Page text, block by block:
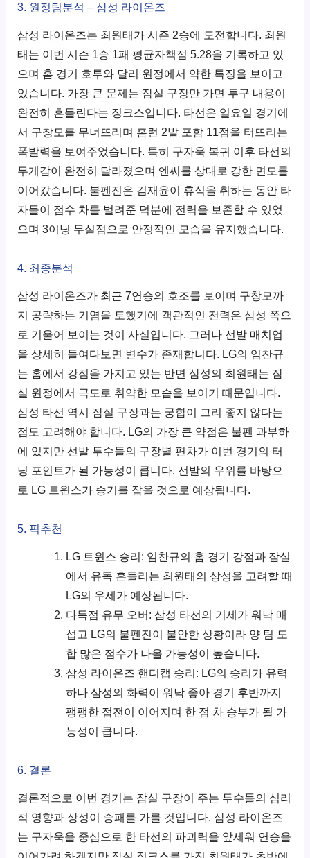
3. 원정팀분석 – 삼성 라이온즈
삼성 라이온즈는 최원태가 시즌 2승에 도전합니다. 최원
태는 이번 시즌 1승 1패 평균자책점 5.28을 기록하고 있
으며 홈 경기 호투와 달리 원정에서 약한 특징을 보이고
있습니다. 가장 큰 문제는 잠실 구장만 가면 투구 내용이
완전히 흔들린다는 징크스입니다. 타선은 일요일 경기에
서 구창모를 무너뜨리며 홈런 2발 포함 11점을 터뜨리는
폭발력을 보여주었습니다. 특히 구자욱 복귀 이후 타선의
무게감이 완전히 달라졌으며 엔씨를 상대로 강한 면모를
이어갔습니다. 불펜진은 김재윤이 휴식을 취하는 동안 타
자들이 점수 차를 벌려준 덕분에 전력을 보존할 수 있었
으며 3이닝 무실점으로 안정적인 모습을 유지했습니다.
4. 최종분석
삼성 라이온즈가 최근 7연승의 호조를 보이며 구창모까
지 공략하는 기염을 토했기에 객관적인 전력은 삼성 쪽으
로 기울어 보이는 것이 사실입니다. 그러나 선발 매치업
을 상세히 들여다보면 변수가 존재합니다. LG의 임찬규
는 홈에서 강점을 가지고 있는 반면 삼성의 최원태는 잠
실 원정에서 극도로 취약한 모습을 보이기 때문입니다.
삼성 타선 역시 잠실 구장과는 궁합이 그리 좋지 않다는
점도 고려해야 합니다. LG의 가장 큰 약점은 불펜 과부하
에 있지만 선발 투수들의 구장별 편차가 이번 경기의 터
닝 포인트가 될 가능성이 큽니다. 선발의 우위를 바탕으
로 LG 트윈스가 승기를 잡을 것으로 예상됩니다.
5. 픽추천
LG 트윈스 승리: 임찬규의 홈 경기 강점과 잠실
에서 유독 흔들리는 최원태의 상성을 고려할 때
LG의 우세가 예상됩니다.
다득점 유무 오버: 삼성 타선의 기세가 워낙 매
섭고 LG의 불펜진이 불안한 상황이라 양 팀 도
합 많은 점수가 나올 가능성이 높습니다.
삼성 라이온즈 핸디캡 승리: LG의 승리가 유력
하나 삼성의 화력이 워낙 좋아 경기 후반까지
팽팽한 접전이 이어지며 한 점 차 승부가 될 가
능성이 큽니다.
6. 결론
결론적으로 이번 경기는 잠실 구장이 주는 투수들의 심리
적 영향과 상성이 승패를 가를 것입니다. 삼성 라이온즈
는 구자욱을 중심으로 한 타선의 파괴력을 앞세워 연승을